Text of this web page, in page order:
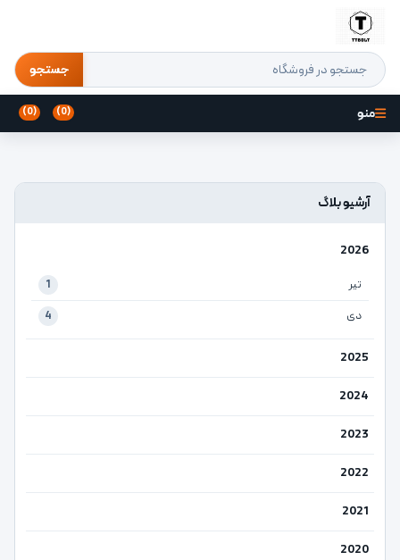
جستجو
منو (0)
(0)
آرشیو بلاگ
2026
تیر
1
دی 4
2025
2024
2023
2022
2021
2020